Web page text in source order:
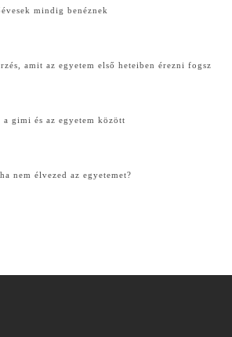
mindig benéznek
amit az egyetem első heteiben érezni fogsz
a gimi és az egyetem között
nem élvezed az egyetemet?